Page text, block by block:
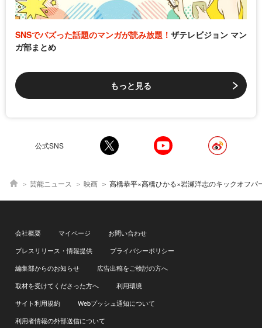
SNSでバズった話題のマンガが読み放題！ ザテレビジョン マン
ガ部まとめ
もっと見る
公式SNS
芸能ニュース 映画 高橋恭平×高橋ひかる×岩瀬洋志のキックオフパーティー配信決定 関西限定ポスターなど新情報公開＜山口くんはワルくな
会社概要 マイページ
お問い合わせ
プレスリリース・情報提供
プライバシーポリシー
編集部からのお知らせ
広告出稿をご検討の方へ
取材を受けてくださった方へ
利用環境
サイト利用規約
Webプッシュ通知について
利用者情報の外部送信について